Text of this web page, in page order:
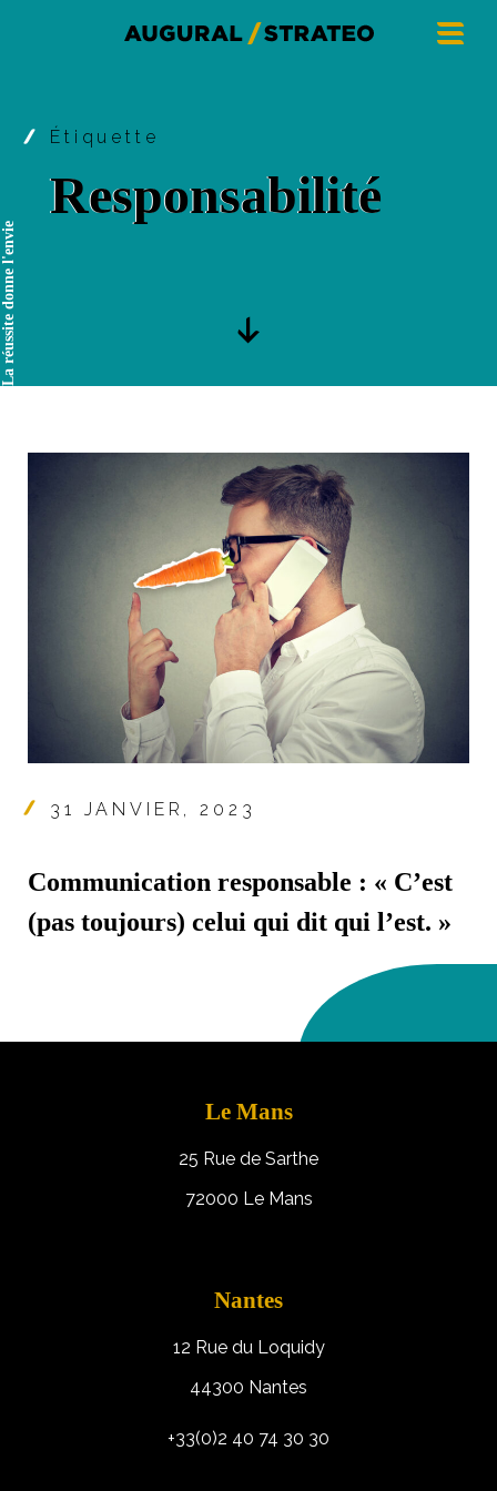
La réussite donne l'envie
Étiquette
Responsabilité
31 JANVIER, 2023
Communication responsable : « C’est
(pas toujours) celui qui dit qui l’est. »
Le Mans
25 Rue de Sarthe
72000 Le Mans
Nantes
12 Rue du Loquidy
44300 Nantes
+33(0)2 40 74 30 30